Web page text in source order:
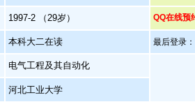
1997-2 （29岁） QQ在线预
本科大二在读 最后登录
电气工程及其自动化
河北工业大学